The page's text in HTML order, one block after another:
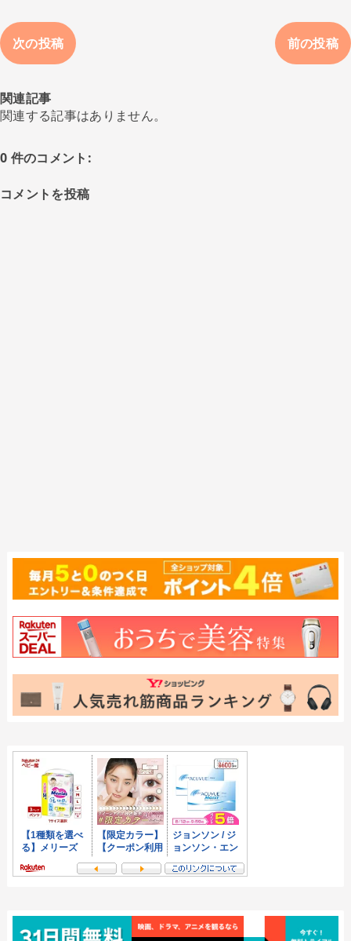
次の投稿 前の投稿
関連記事
関連する記事はありません。
0 件のコメント:
コメントを投稿